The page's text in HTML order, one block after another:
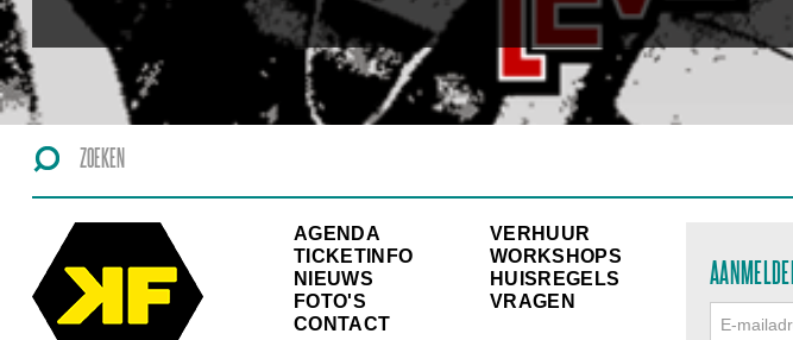
AGENDA
TICKETINFO
NIEUWS
FOTO'S
CONTACT
VERHUUR
WORKSHOPS
HUISREGELS
VRAGEN